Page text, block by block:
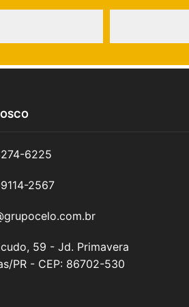
6225
2567
59 - Jd. Primavera
PR - CEP: 86702-530